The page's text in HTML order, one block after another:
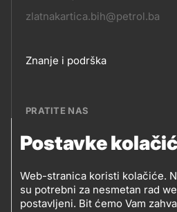
Postavke
Web-stranica koristi kolačiće.
su potrebni za nesmetan rad
postavljeni. Bit ćemo Vam
zlatnakartica.bih@petrol.ba
Footer
Znanje i podrška
PRATITE NAS
PRATITE
NAS
Petrol BH Oil Company, d.o.o.
Džemala Bijedića 202, 71210